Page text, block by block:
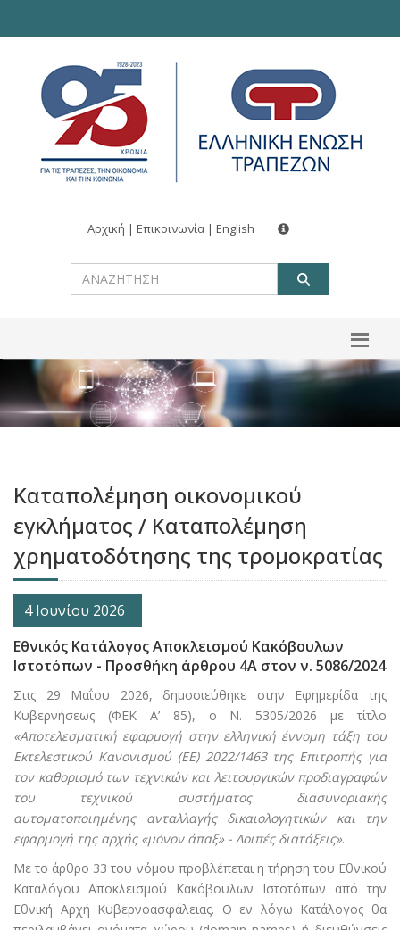
Αρχική | Επικοινωνία | English
Καταπολέμηση οικονομικού
εγκλήματος / Καταπολέμηση
χρηματοδότησης της τρομοκρατίας
4 Ιουνίου 2026
Εθνικός Κατάλογος Αποκλεισμού Κακόβουλων
Ιστοτόπων - Προσθήκη άρθρου 4Α στον ν. 5086/2024
Στις 29 Μαΐου 2026, δημοσιεύθηκε στην Εφημερίδα της
Κυβερνήσεως (ΦΕΚ Α’ 85), ο Ν. 5305/2026 με τίτλο
«Αποτελεσματική εφαρμογή στην ελληνική έννομη τάξη του
Εκτελεστικού Κανονισμού (ΕΕ) 2022/1463 της Επιτροπής για
τον καθορισμό των τεχνικών και λειτουργικών προδιαγραφών
του τεχνικού συστήματος διασυνοριακής
αυτοματοποιημένης ανταλλαγής δικαιολογητικών και την
εφαρμογή της αρχής «μόνον άπαξ» - Λοιπές διατάξεις».
Με το άρθρο 33 του νόμου προβλέπεται η τήρηση του Εθνικού
Καταλόγου Αποκλεισμού Κακόβουλων Ιστοτόπων από την
Εθνική Αρχή Κυβερνοασφάλειας. Ο εν λόγω Κατάλογος θα